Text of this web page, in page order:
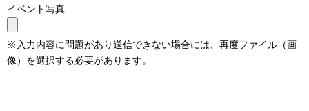
イベント写真
※入力内容に問題があり送信できない場合には、再度ファイル（画
像）を選択する必要があります。